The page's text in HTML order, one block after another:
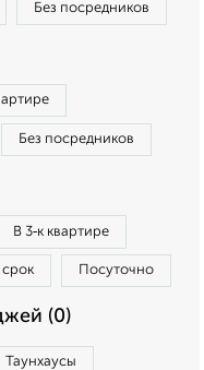
Без посредников
Без посредников
В 3‑к квартире
Посуточно
(0)
Таунхаусы